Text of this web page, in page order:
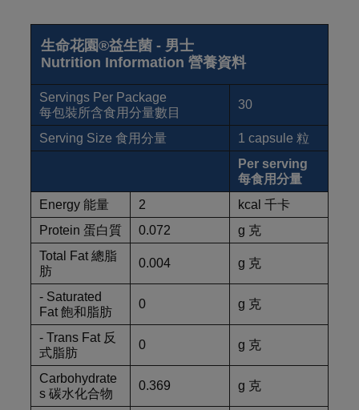
生命花園®益生菌 - 男士
Nutrition Information 營養資料
Servings Per Package
每包裝所含食用分量數目
30
Serving Size 食用分量
1 capsule 粒
Per serving
每食用分量
Energy 能量
2
kcal 千卡
Protein 蛋白質
0.072
g 克
Total Fat 總脂
肪
0.004 g 克
- Saturated
Fat 飽和脂肪
0 g 克
- Trans Fat 反
式脂肪
0 g 克
Carbohydrate
s 碳水化合物
0.369 g 克